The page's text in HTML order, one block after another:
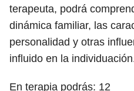
terapeuta, podrá
dinámica familiar, las
personalidad y otras
influido en la
En terapia podrás: 12